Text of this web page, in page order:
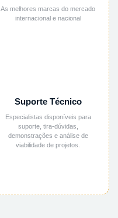
As melhores marcas do mercado
internacional e nacional
Suporte Técnico
Especialistas disponíveis para
suporte, tira-dúvidas,
demonstrações e análise de
viabilidade de projetos.